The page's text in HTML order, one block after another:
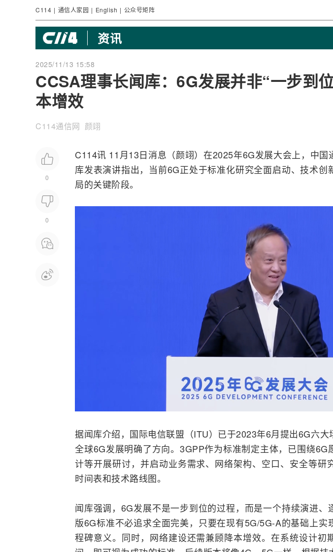
C114 | 通信人家园 | English | 公众号矩阵
资讯
2025/11/13 15:58
CCSA理事长闻库：6G发展并非“一步到
本增效
C114通信网 颜翊
0
0
C114讯 11月13日消息（颜翊）在2025年6G发展大会上，中国
库发表演讲指出，当前6G正处于标准化研究全面启动、技术创
局的关键阶段。
据闻库介绍，国际电信联盟（ITU）已于2023年6月提出6G六
全球6G发展明确了方向。 3GPP作为标准制定主体，已围绕6G
计等开展研讨，并启动业务需求、 网络架构、空口、安全等研
时间表和技术路线图。
闻库强调，6G发展不是一步到位的过程，而是一个持续演进、
版6G标准不必追求全面完美，只要在现有5G/5G-A的基础上实
程碑意义。同时，网络建设还需兼顾降本增效。在系统设计初